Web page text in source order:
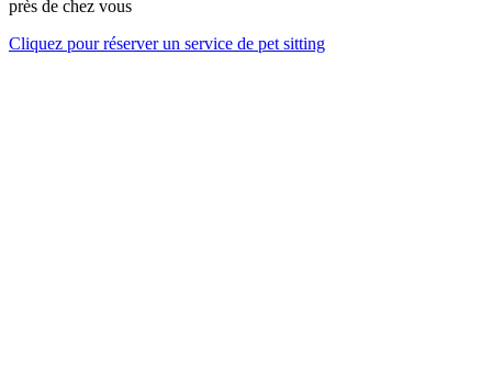
près de chez vous
Cliquez pour réserver un service de pet sitting